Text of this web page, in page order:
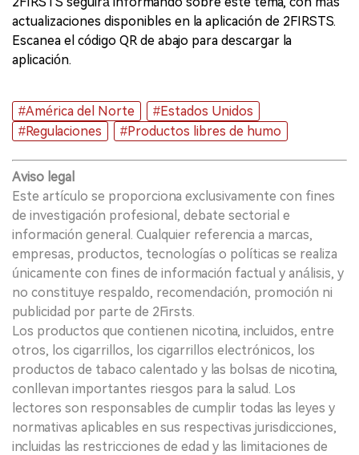
actualizaciones disponibles en la aplicación de 2FIRSTS.
Escanea el código QR de abajo para descargar la
aplicación.
#América del Norte
#Estados Unidos
#Regulaciones
#Productos libres de humo
Aviso legal
Este artículo se proporciona exclusivamente con fines
de investigación profesional, debate sectorial e
información general. Cualquier referencia a marcas,
empresas, productos, tecnologías o políticas se realiza
únicamente con fines de información factual y análisis, y
no constituye respaldo, recomendación, promoción ni
publicidad por parte de 2Firsts.
Los productos que contienen nicotina, incluidos, entre
otros, los cigarrillos, los cigarrillos electrónicos, los
productos de tabaco calentado y las bolsas de nicotina,
conllevan importantes riesgos para la salud. Los
lectores son responsables de cumplir todas las leyes y
normativas aplicables en sus respectivas jurisdicciones,
incluidas las restricciones de edad y las limitaciones de